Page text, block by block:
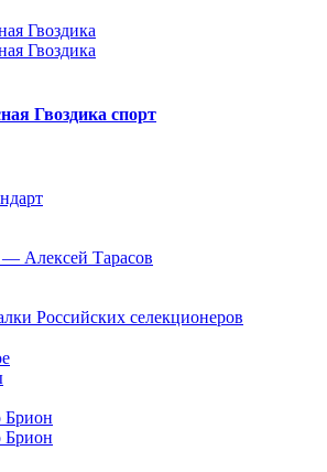
Гвоздика спорт
Алексей Тарасов
Российских селекционеров